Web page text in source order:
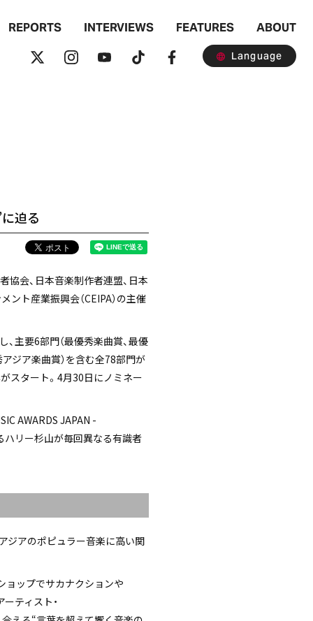
REPORTS INTERVIEWS FEATURES ABOUT
Language
迫る
協会、日本音楽制作者連盟、日本
ト産業振興会（CEIPA）の主催
主要6部門（最優秀楽曲賞、最優
ジア楽曲賞）を含む全78部門が
スタート。4月30日にノミネー
AWARDS JAPAN -
ハリー杉山が毎回異なる有識者
ジアのポピュラー音楽に高い関
ョップでサカナクションや
ティスト・